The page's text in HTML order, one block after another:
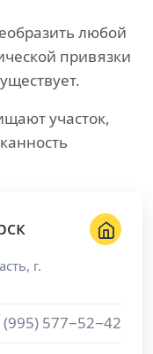
любой
привязки
участок,
, г.
(995) 577−52−42